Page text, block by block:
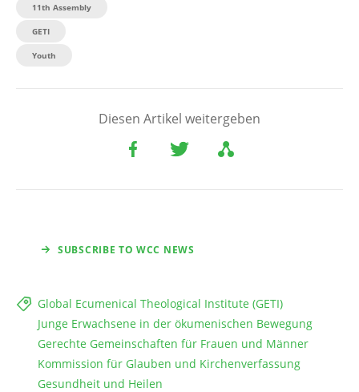
11th Assembly
GETI
Youth
Diesen Artikel weitergeben
SUBSCRIBE TO WCC NEWS
Global Ecumenical Theological Institute (GETI)
Junge Erwachsene in der ökumenischen Bewegung
Gerechte Gemeinschaften für Frauen und Männer
Kommission für Glauben und Kirchenverfassung
Gesundheit und Heilen